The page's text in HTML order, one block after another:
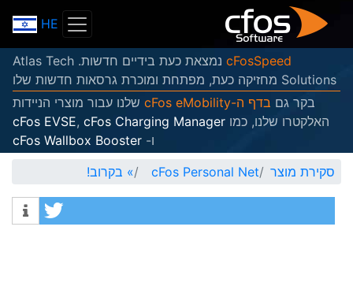
HE
cFosSpeed
נמצאת כעת בידיים חדשות. Atlas Tech
Solutions מחזיקה כעת, מפתחת ומוכרת גרסאות חדשות שלו
בקר גם בדף ה-cFos eMobility
שלנו עבור מוצרי הניידות
האלקטרו שלנו, כמו
cFos EVSE, cFos Charging Manager
ו- cFos Wallbox Booster
סקירת מוצר
cFos Personal Net
» בקרוב!